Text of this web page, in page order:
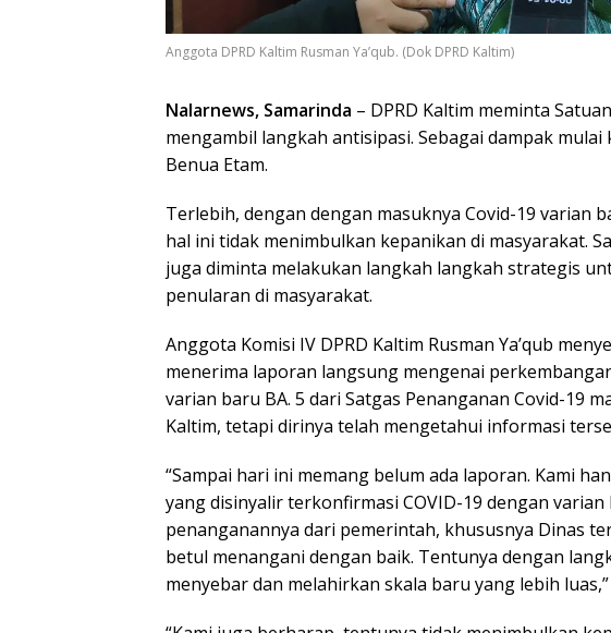
Anggota DPRD Kaltim Rusman Ya’qub. (Dok DPRD Kaltim)
Nalarnews, Samarinda – DPRD Kaltim meminta
mengambil langkah antisipasi. Sebagai dampak mulai
Benua Etam.
Terlebih, dengan dengan masuknya Covid-19 varian
hal ini tidak menimbulkan kepanikan di masyarakat.
juga diminta melakukan langkah langkah strategis
penularan di masyarakat.
Anggota Komisi IV DPRD Kaltim Rusman Ya’qub
menerima laporan langsung mengenai
varian baru BA. 5 dari Satgas Penanganan Covid-19
Kaltim, tetapi dirinya telah mengetahui informasi
“Sampai hari ini memang belum ada laporan. Kami
yang disinyalir terkonfirmasi COVID-19 dengan
penanganannya dari pemerintah, khususnya Dinas
betul menangani dengan baik. Tentunya dengan
menyebar dan melahirkan skala baru yang lebih